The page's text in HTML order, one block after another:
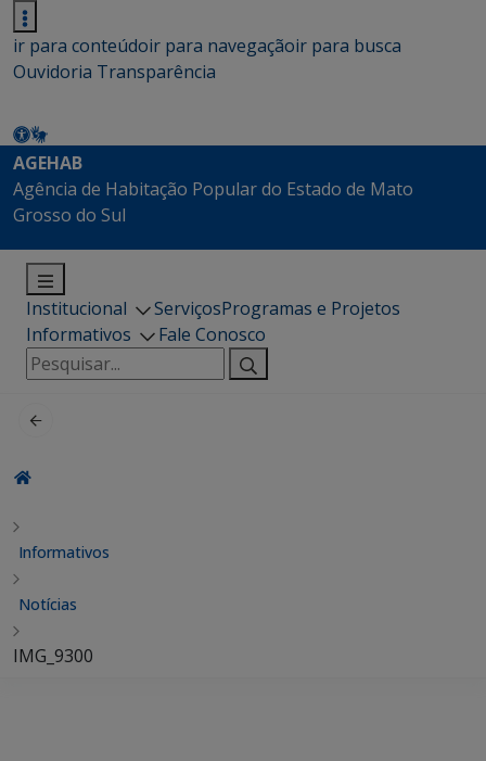
ir para conteúdoir para navegaçãoir para busca
Ouvidoria Transparência
AGEHAB
Agência de Habitação Popular do Estado de Mato
Grosso do Sul
Institucional ServiçosProgramas e Projetos
Informativos
Fale Conosco
Pesquisar
por:
Informativos
Notícias
IMG_9300